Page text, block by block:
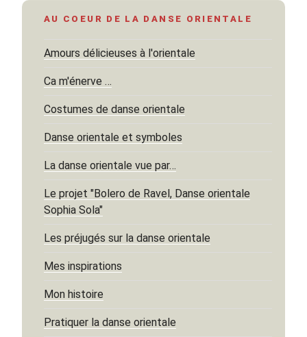
AU COEUR DE LA DANSE ORIENTALE
Amours délicieuses à l'orientale
Ca m'énerve …
Costumes de danse orientale
Danse orientale et symboles
La danse orientale vue par…
Le projet "Bolero de Ravel, Danse orientale
Sophia Sola"
Les préjugés sur la danse orientale
Mes inspirations
Mon histoire
Pratiquer la danse orientale